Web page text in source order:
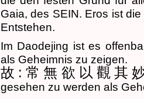
Gaia, des SEIN. Eros ist
Entstehen.
Im Daodejing ist es
als Geheimnis zu zeigen.
故:常無欲以觀其
gesehen zu werden als